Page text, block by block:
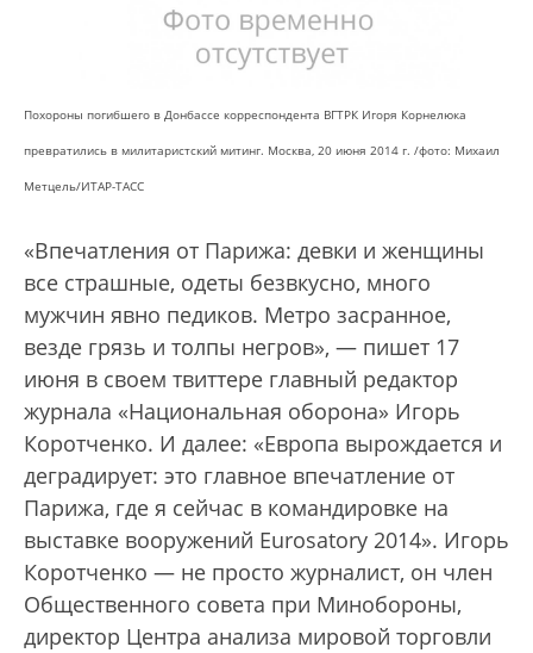
Похороны погибшего в Донбассе корреспондента ВГТРК Игоря Корнелюка
превратились в милитаристский митинг. Москва, 20 июня 2014 г. /фото: Михаил
Метцель/ИТАР-ТАСС
«Впечатления от Парижа: девки и женщины
все страшные, одеты безвкусно, много
мужчин явно педиков. Метро засранное,
везде грязь и толпы негров», — пишет 17
июня в своем твиттере главный редактор
журнала «Национальная оборона» Игорь
Коротченко. И далее: «Европа вырождается и
деградирует: это главное впечатление от
Парижа, где я сейчас в командировке на
выставке вооружений Eurosatory 2014». Игорь
Коротченко — не просто журналист, он член
Общественного совета при Минобороны,
директор Центра анализа мировой торговли